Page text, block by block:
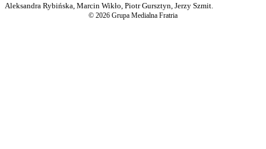
Aleksandra Rybińska, Marcin Wikło, Piotr Gursztyn, Jerzy Szmit.
© 2026 Grupa Medialna Fratria